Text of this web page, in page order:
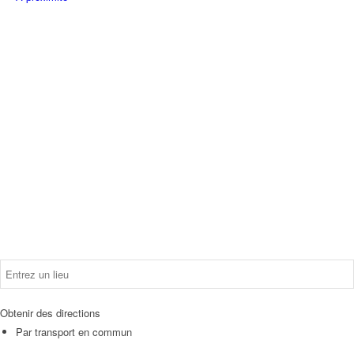
Obtenir des directions
Par transport en commun